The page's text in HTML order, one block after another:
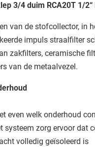
3/4 duim RCA20T 1/2“
van de stofcollector, in
impuls straalfilter
zakfilters, ceramische
van de metaalvezel.
even welk onderhoud
systeem zorg ervoor dat
volledig geïsoleerd is